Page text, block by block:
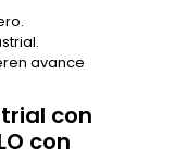
avance
con
con